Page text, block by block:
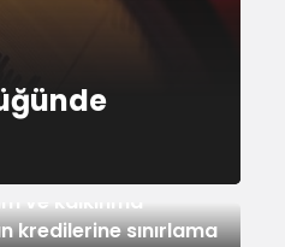
ve kalkınma
kredilerine sınırlama